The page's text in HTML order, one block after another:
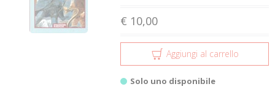
€ 10,00
Aggiungi al carrello
Solo uno disponibile